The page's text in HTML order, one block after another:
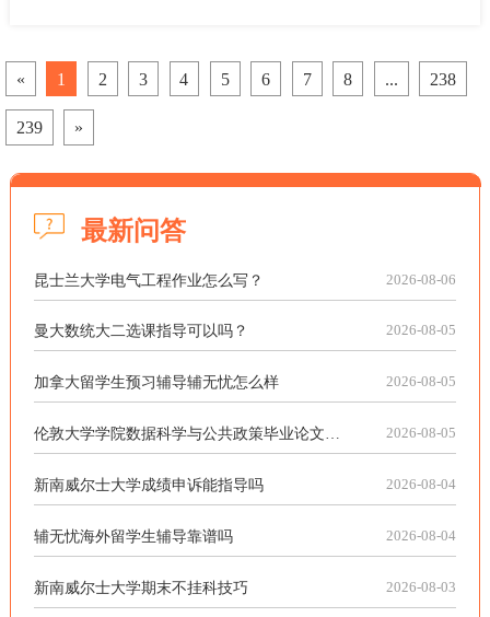
习，不少学生都在向辅无忧寻求美国数学留学生考试辅导​帮助。
« 1 2 3 4 5 6 7 8 ... 238
239 »
最新问答
昆士兰大学电气工程作业怎么写？ 2026-08-06
曼大数统大二选课指导可以吗？ 2026-08-05
加拿大留学生预习辅导辅无忧怎么样 2026-08-05
2026-08-05
新南威尔士大学成绩申诉能指导吗 2026-08-04
辅无忧海外留学生辅导靠谱吗 2026-08-04
新南威尔士大学期末不挂科技巧 2026-08-03